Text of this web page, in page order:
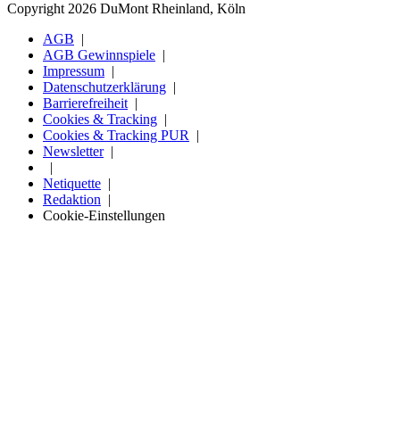
Copyright 2026 DuMont Rheinland, Köln
AGB
AGB Gewinnspiele
Impressum
Datenschutzerklärung
Barrierefreiheit
Cookies & Tracking
Cookies & Tracking PUR
Newsletter
Netiquette
Redaktion
Cookie-Einstellungen